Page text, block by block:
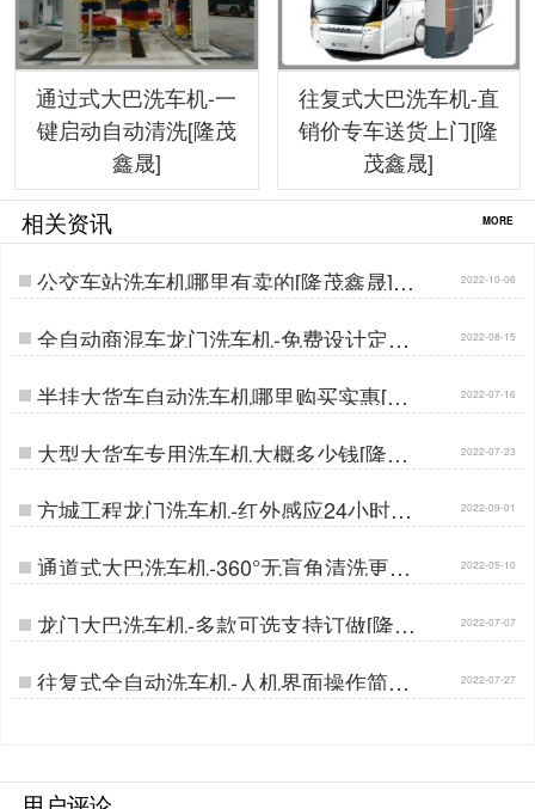
通过式大巴洗车机-一
键启动自动清洗[隆茂
鑫晟]
往复式大巴洗车机-直
销价专车送货上门[隆
茂鑫晟]
相关资讯 MORE
公交车站洗车机哪里有卖的[隆茂鑫晟]… 2022-10-06
全自动商混车龙门洗车机-免费设计定做
生产[隆茂鑫晟]…
2022-08-15
半挂大货车自动洗车机哪里购买实惠[隆
茂鑫晟] …
2022-07-16
大型大货车专用洗车机大概多少钱[隆茂
鑫晟] …
2022-07-23
方城工程龙门洗车机-红外感应24小时自
动清洗[隆茂鑫晟]…
2022-09-01
通道式大巴洗车机-360°无盲角清洗更洁
净[隆茂鑫晟]…
2022-05-10
龙门大巴洗车机-多款可选支持订做[隆茂
鑫晟]…
2022-07-07
往复式全自动洗车机-人机界面操作简单
[隆茂鑫晟]…
2022-07-27